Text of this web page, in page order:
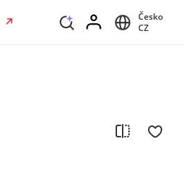
Česko
CZ